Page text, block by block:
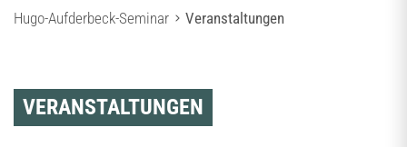
Hugo-Aufderbeck-Seminar Veranstaltungen
VERANSTALTUNGEN